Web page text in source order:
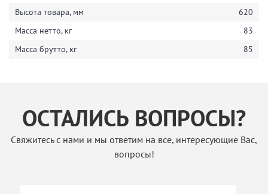
Высота товара, мм
620
Масса нетто, кг
83
Масса брутто, кг
85
ОСТАЛИСЬ ВОПРОСЫ?
Свяжитесь с нами и мы ответим на все, интересующие Вас,
вопросы!